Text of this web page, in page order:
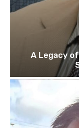
A Legacy